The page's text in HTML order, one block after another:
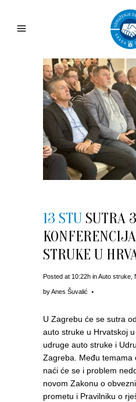
13 STU SUTRA
STRUKE U
Posted at 10:22h inAuto struke
byAnes Šuvalić
U Zagrebu će se sutra
auto struke u Hrvatskoj
udruge auto struke i
Zagreba. Među temama
naći će se i problem
novom Zakonu o
prometu i Pravilniku o